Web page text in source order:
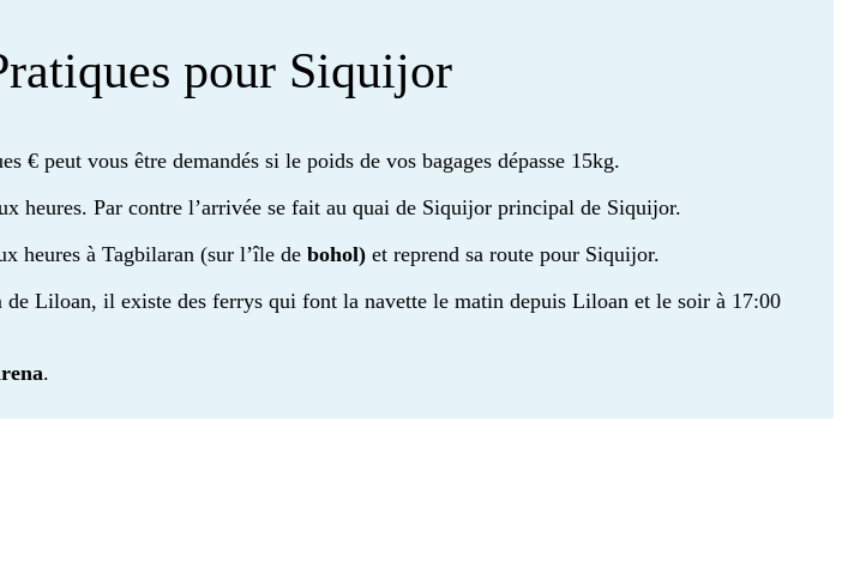
pour Siquijor
€ peut vous être demandés si le poids de vos bagages dépasse 15kg.
heures. Par contre l’arrivée se fait au quai de Siquijor principal de Siquijor.
heures à Tagbilaran (sur l’île de bohol) et reprend sa route pour Siquijor.
de Liloan, il existe des ferrys qui font la navette le matin depuis Liloan et le soir à 17:00
.